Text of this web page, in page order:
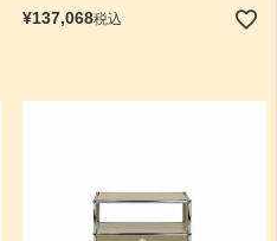
¥137,068税込